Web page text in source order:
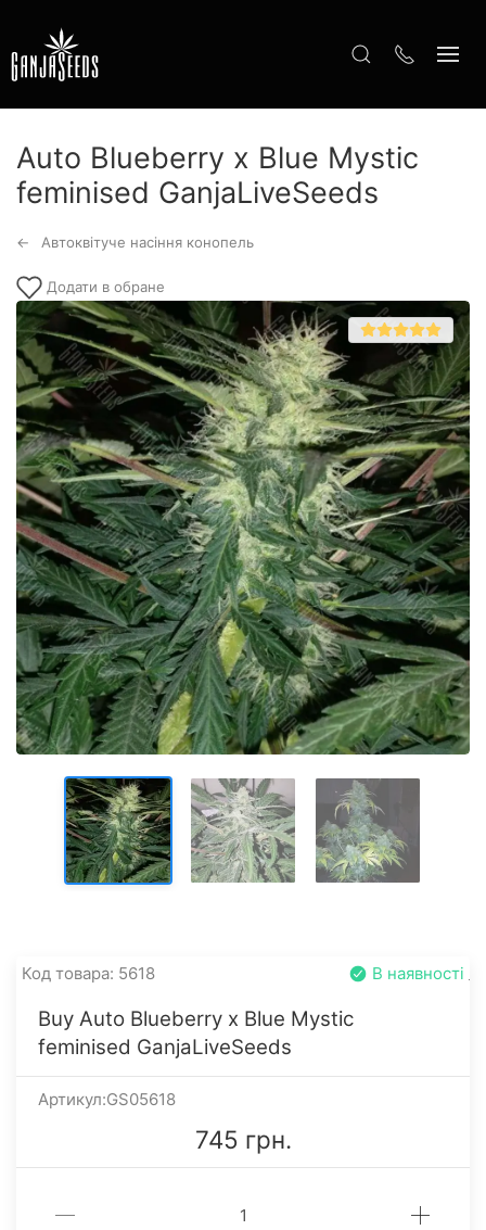
Auto Blueberry x Blue Mystic
feminised GanjaLiveSeeds
Автоквітуче насіння конопель
Додати в обране
Код товара: 5618 В наявності
Buy Auto Blueberry x Blue Mystic
feminised GanjaLiveSeeds
Артикул:GS05618
745 грн.